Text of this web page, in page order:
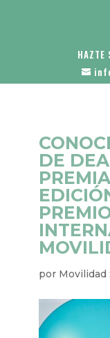
HAZTE
DE
por Movilidad